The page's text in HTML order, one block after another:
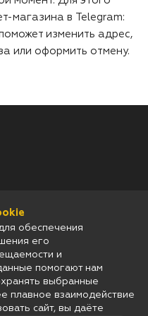
магазина в Telegram:
изменить адрес,
или оформить отмену.
обеспечения
его
и
помогают нам
выбранные
плавное взаимодействие
сайт, вы даёте